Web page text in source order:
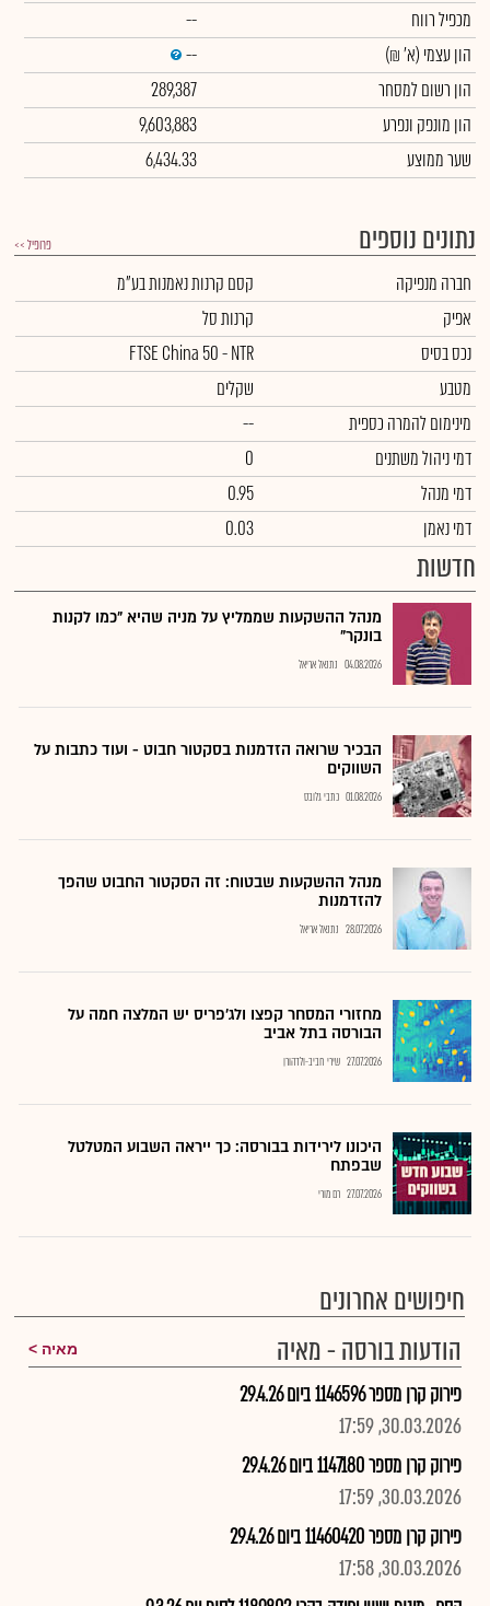
מכפיל רווח
--
הון עצמי (א' ₪)
--
הון רשום למסחר
289,387
הון מונפק ונפרע
9,603,883
שער ממוצע
6,434.33
נתונים נוספים פרופיל >>
חברה מנפיקה
קסם קרנות נאמנות בע"מ
אפיק
קרנות סל
נכס בסיס
FTSE China 50 - NTR
מטבע
שקלים
מינימום להמרה כספית
--
דמי ניהול משתנים
0
דמי מנהל
0.95
דמי נאמן
0.03
חדשות
מנהל ההשקעות שממליץ על מניה שהיא "כמו לקנות
בונקר"
04.08.2026 נתנאל אריאל
הבכיר שרואה הזדמנות בסקטור חבוט - ועוד כתבות על
השווקים
01.08.2026 כתבי גלובס
מנהל ההשקעות שבטוח: זה הסקטור החבוט שהפך
להזדמנות
28.07.2026 נתנאל אריאל
מחזורי המסחר קפצו ולג'פריס יש המלצה חמה על
הבורסה בתל אביב
27.07.2026 שירי חביב-ולדהורן
היכונו לירידות בבורסה: כך ייראה השבוע המטלטל
שבפתח
27.07.2026 רם מורי
חיפושים אחרונים
הודעות בורסה - מאיה
מאיה
פירוק קרן מספר 1146596 ביום 29.4.26
30.03.2026, 17:59
פירוק קרן מספר 1147180 ביום 29.4.26
30.03.2026, 17:59
פירוק קרן מספר 11460420 ביום 29.4.26
30.03.2026, 17:58